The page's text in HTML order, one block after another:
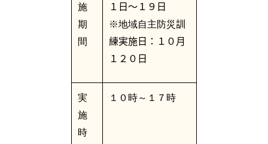
施
期
間
１日～１９日
※地域自主防災訓
練実施日：１０月
１２０日
実
施
時
１０時～１７時